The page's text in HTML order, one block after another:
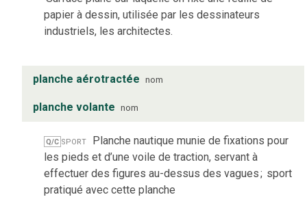
papier à dessin, utilisée par les dessinateurs
industriels, les architectes.
planche aérotractée nom
planche volante nom
Q/C sport Planche nautique munie de fixations pour
les pieds et d’une voile de traction, servant à
effectuer des figures au-dessus des vagues; sport
pratiqué avec cette planche